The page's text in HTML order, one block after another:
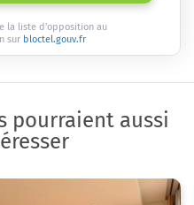
la liste d'opposition au
sur bloctel.gouv.fr
pourraient aussi